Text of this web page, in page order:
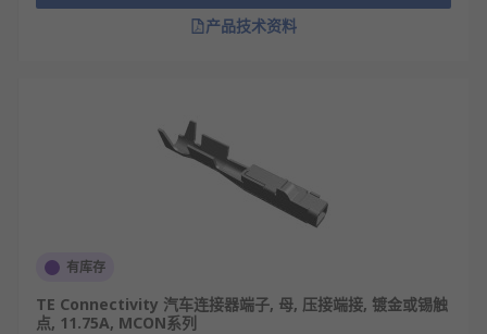
产品技术资料
有库存
TE Connectivity 汽车连接器端子, 母, 压接端接, 镀金或锡触
点, 11.75A, MCON系列